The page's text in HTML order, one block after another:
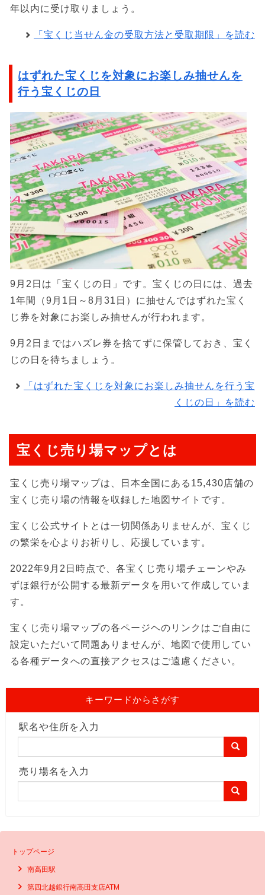
年以内に受け取りましょう。
「宝くじ当せん金の受取方法と受取期限」を読む
はずれた宝くじを対象にお楽しみ抽せんを
行う宝くじの日
9月2日は「宝くじの日」です。宝くじの日には、過去
1年間（9月1日～8月31日）に抽せんではずれた宝く
じ券を対象にお楽しみ抽せんが行われます。
9月2日まではハズレ券を捨てずに保管しておき、宝く
じの日を待ちましょう。
「はずれた宝くじを対象にお楽しみ抽せんを行う宝
くじの日」を読む
宝くじ売り場マップとは
宝くじ売り場マップは、日本全国にある15,430店舗の
宝くじ売り場の情報を収録した地図サイトです。
宝くじ公式サイトとは一切関係ありませんが、宝くじ
の繁栄を心よりお祈りし、応援しています。
2022年9月2日時点で、各宝くじ売り場チェーンやみ
ずほ銀行が公開する最新データを用いて作成していま
す。
宝くじ売り場マップの各ページヘのリンクはご自由に
設定いただいて問題ありませんが、地図で使用してい
る各種データへの直接アクセスはご遠慮ください。
キーワードからさがす
駅名や住所を入力
売り場名を入力
トップページ
南高田駅
第四北越銀行南高田支店ATM